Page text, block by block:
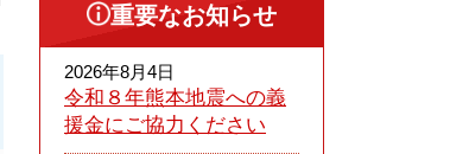
重要なお知らせ
2026年8月4日
令和８年熊本​地震への義
援金にご協力ください